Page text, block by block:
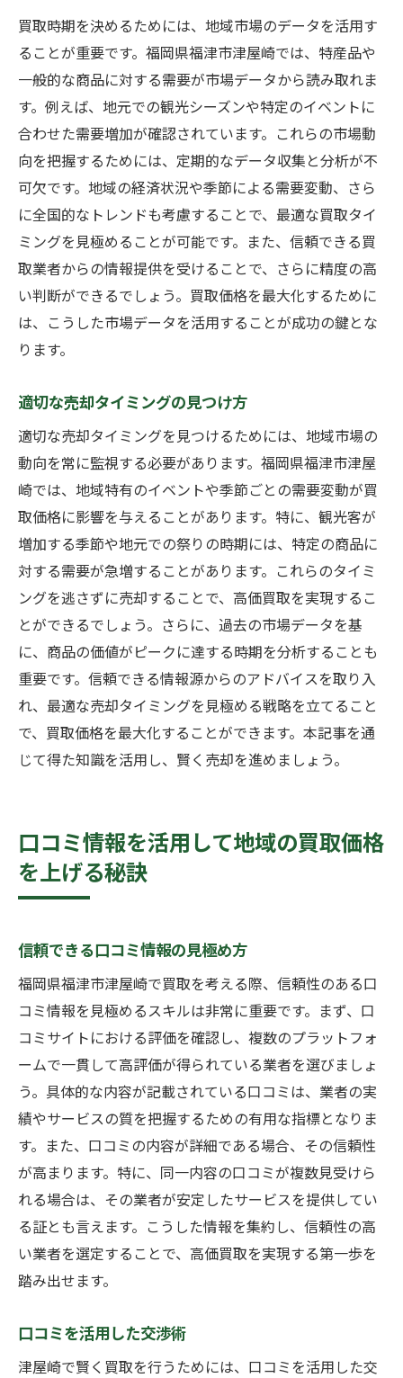
買取時期を決めるためには、地域市場のデータを活用す
ることが重要です。福岡県福津市津屋崎では、特産品や
一般的な商品に対する需要が市場データから読み取れま
す。例えば、地元での観光シーズンや特定のイベントに
合わせた需要増加が確認されています。これらの市場動
向を把握するためには、定期的なデータ収集と分析が不
可欠です。地域の経済状況や季節による需要変動、さら
に全国的なトレンドも考慮することで、最適な買取タイ
ミングを見極めることが可能です。また、信頼できる買
取業者からの情報提供を受けることで、さらに精度の高
い判断ができるでしょう。買取価格を最大化するために
は、こうした市場データを活用することが成功の鍵とな
ります。
適切な売却タイミングの見つけ方
適切な売却タイミングを見つけるためには、地域市場の
動向を常に監視する必要があります。福岡県福津市津屋
崎では、地域特有のイベントや季節ごとの需要変動が買
取価格に影響を与えることがあります。特に、観光客が
増加する季節や地元での祭りの時期には、特定の商品に
対する需要が急増することがあります。これらのタイミ
ングを逃さずに売却することで、高価買取を実現するこ
とができるでしょう。さらに、過去の市場データを基
に、商品の価値がピークに達する時期を分析することも
重要です。信頼できる情報源からのアドバイスを取り入
れ、最適な売却タイミングを見極める戦略を立てること
で、買取価格を最大化することができます。本記事を通
じて得た知識を活用し、賢く売却を進めましょう。
口コミ情報を活用して地域の買取価格
を上げる秘訣
信頼できる口コミ情報の見極め方
福岡県福津市津屋崎で買取を考える際、信頼性のある口
コミ情報を見極めるスキルは非常に重要です。まず、口
コミサイトにおける評価を確認し、複数のプラットフォ
ームで一貫して高評価が得られている業者を選びましょ
う。具体的な内容が記載されている口コミは、業者の実
績やサービスの質を把握するための有用な指標となりま
す。また、口コミの内容が詳細である場合、その信頼性
が高まります。特に、同一内容の口コミが複数見受けら
れる場合は、その業者が安定したサービスを提供してい
る証とも言えます。こうした情報を集約し、信頼性の高
い業者を選定することで、高価買取を実現する第一歩を
踏み出せます。
口コミを活用した交渉術
津屋崎で賢く買取を行うためには、口コミを活用した交